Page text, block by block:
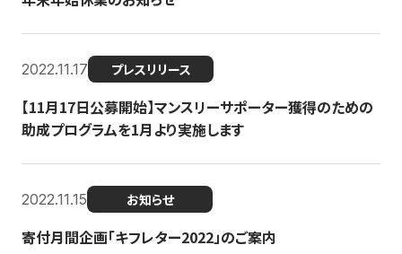
2022.11.17 プレスリリース
【11月17日公募開始】マンスリーサポーター獲得のための
助成プログラムを1月より実施します
2022.11.15 お知らせ
寄付月間企画「キフレター2022」のご案内